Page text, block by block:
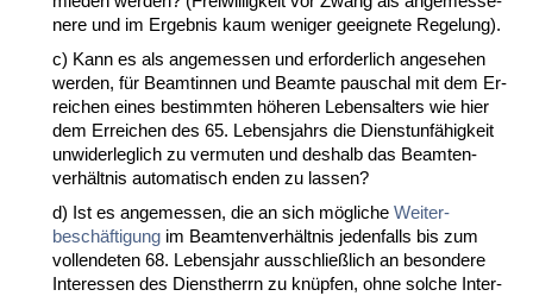
ne­re und im Er­geb­nis kaum we­ni­ger ge­eig­ne­te Re­ge­lung).
c) Kann es als an­ge­mes­sen und er­for­der­lich an­ge­se­hen
wer­den, für Be­am­tin­nen und Be­am­te pau­schal mit dem Er­
rei­chen ei­nes be­stimm­ten höhe­ren Le­bens­al­ters wie hier
dem Er­rei­chen des 65. Le­bens­jahrs die Dienst­unfähig­keit
un­wi­der­leg­lich zu ver­mu­ten und des­halb das Be­am­ten­
verhält­nis au­to­ma­tisch en­den zu las­sen?
d) Ist es an­ge­mes­sen, die an sich mögli­che Wei­ter­
beschäfti­gung im Be­am­ten­verhält­nis je­den­falls bis zum
voll­ende­ten 68. Le­bens­jahr aus­sch­ließlich an be­son­de­re
In­ter­es­sen des Dienst­herrn zu knüpfen, oh­ne sol­che In­ter­